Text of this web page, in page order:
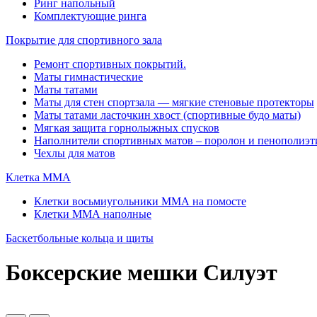
Ринг напольный
Комплектующие ринга
Покрытие для спортивного зала
Ремонт спортивных покрытий.
Маты гимнастические
Маты татами
Маты для стен спортзала — мягкие стеновые протекторы
Маты татами ласточкин хвост (спортивные будо маты)
Мягкая защита горнолыжных спусков
Наполнители спортивных матов – поролон и
Чехлы для матов
Клетка ММА
Клетки восьмиугольники ММА на помосте
Клетки ММА наполные
Баскетбольные кольца и щиты
Боксерские мешки Силуэт